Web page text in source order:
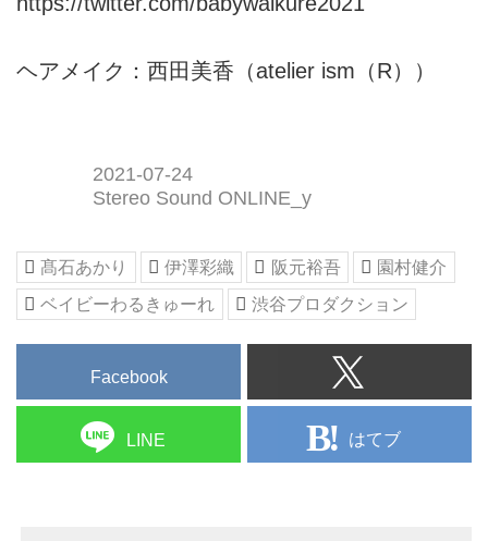
ヘアメイク：西田美香（atelier ism（R））
2021-07-24
Stereo Sound ONLINE_y
髙石あかり 伊澤彩織 阪元裕吾
園村健介
ベイビーわるきゅーれ
渋谷プロダクション
Facebook
LINE はてブ